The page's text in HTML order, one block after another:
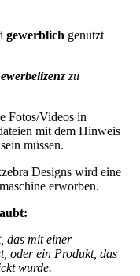
gewerblich genutzt
zu
Fotos/Videos in
mit dem Hinweis
müssen.
Designs wird eine
erworben.
das mit einer
oder ein Produkt, das
wurde.